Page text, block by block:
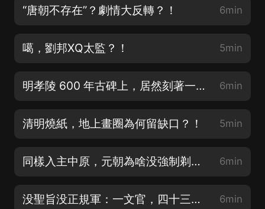
“唐朝不存在”？劇情大反轉？！ 6min
噶，劉邦XQ太監？！ 5min
明孝陵 600 年古碑上，居然刻著一行英文？！ 6min
清明燒紙，地上畫圈為何留缺口？！ 5min
同樣入主中原，元朝為啥没強制剃發易服？難道仁慈？！ 6min
没聖旨没正規軍：一文官，四十三天打崩了藩王的帝王夢！ 6min